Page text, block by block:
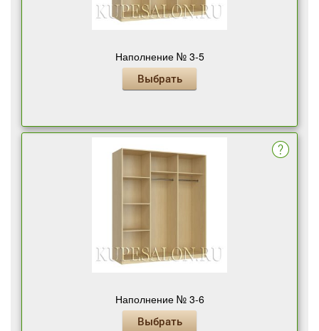
Наполнение № 3-5
Выбрать
Наполнение № 3-6
Выбрать